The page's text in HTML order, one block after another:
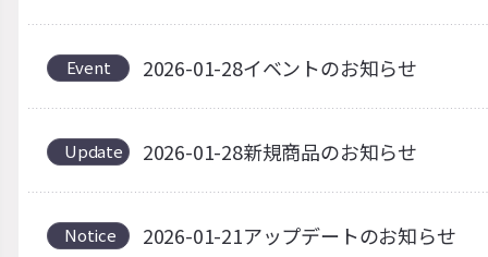
Event 2026-01-28イベントのお知らせ
Update 2026-01-28新規商品のお知らせ
Notice 2026-01-21アップデートのお知らせ